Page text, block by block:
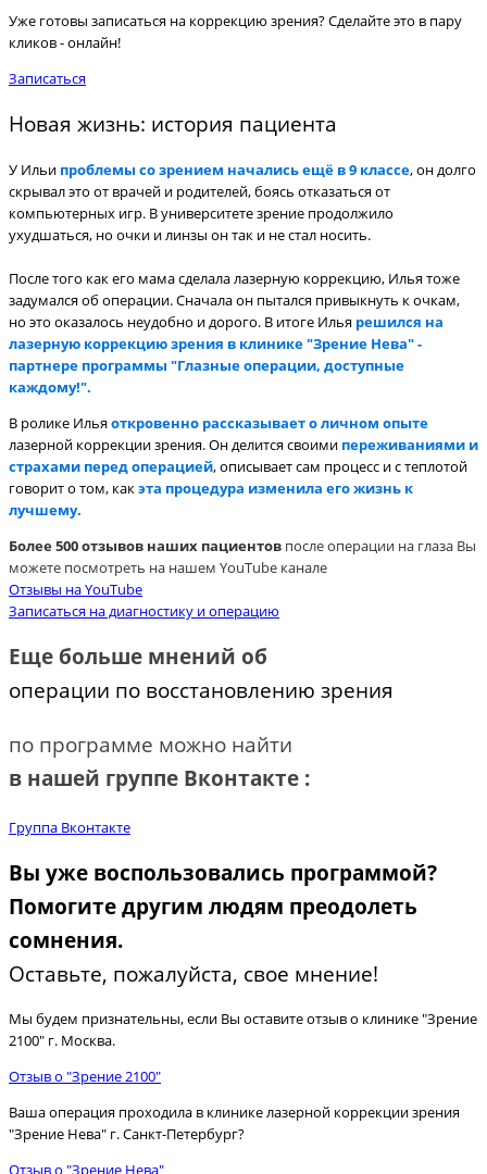
Уже готовы записаться на коррекцию зрения? Сделайте это в пару
кликов - онлайн!
Записаться
Новая жизнь: история пациента
У Ильи проблемы со зрением начались ещё в 9 классе, он долго
скрывал это от врачей и родителей, боясь отказаться от
компьютерных игр. В университете зрение продолжило
ухудшаться, но очки и линзы он так и не стал носить.
После того как его мама сделала лазерную коррекцию, Илья тоже
задумался об операции. Сначала он пытался привыкнуть к очкам,
но это оказалось неудобно и дорого. В итоге Илья решился на
лазерную коррекцию зрения в клинике "Зрение Нева" -
партнере программы "Глазные операции, доступные
каждому!".
В ролике Ильяоткровенно рассказывает о личном опыте
лазерной коррекции зрения. Он делится своими переживаниями и
страхами перед операцией, описывает сам процесс и с теплотой
говорит о том, какэта процедура изменила его жизнь к
лучшему.
Более 500 отзывов наших пациентов после операции на глаза Вы
можете посмотреть на нашем YouTube канале
Отзывы на YouTube
Записаться на диагностику и операцию
Еще больше мнений об
операции по восстановлению зрения
по программе можно найти
в нашей группе Вконтакте :
Группа Вконтакте
Вы уже воспользовались программой?
Помогите другим людям преодолеть
сомнения.
Оставьте, пожалуйста, свое мнение!
Мы будем признательны, если Вы оставите отзыв о клинике "Зрение
2100" г. Москва.
Отзыв о "Зрение 2100"
Ваша операция проходила в клинике лазерной коррекции зрения
"Зрение Нева" г. Санкт-Петербург?
Отзыв о "Зрение Нева"